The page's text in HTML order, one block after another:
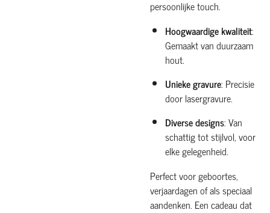
persoonlijke touch.
Hoogwaardige kwaliteit:
Gemaakt van duurzaam
hout.
Unieke gravure: Precisie
door lasergravure.
Diverse designs: Van
schattig tot stijlvol, voor
elke gelegenheid.
Perfect voor geboortes,
verjaardagen of als speciaal
aandenken. Een cadeau dat